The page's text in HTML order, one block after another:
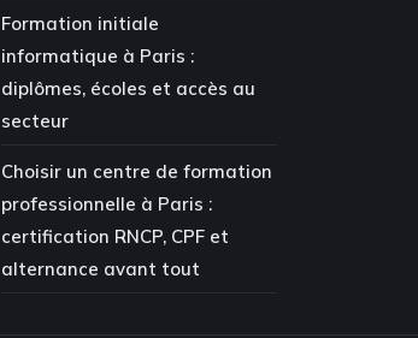
Formation initiale
informatique à Paris :
diplômes, écoles et accès au
secteur
Choisir un centre de formation
professionnelle à Paris :
certification RNCP, CPF et
alternance avant tout